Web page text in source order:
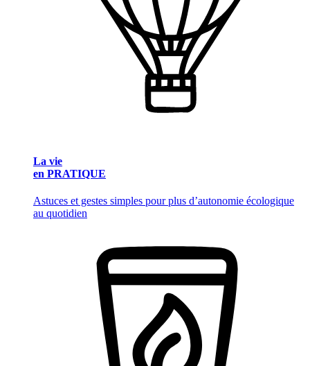
La vie
en PRATIQUE
Astuces et gestes simples pour plus d’autonomie écologique
au quotidien